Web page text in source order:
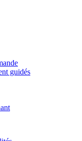
guidés